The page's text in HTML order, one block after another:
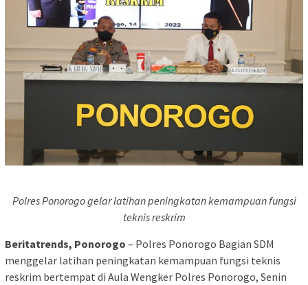
Polres Ponorogo gelar latihan peningkatan kemampuan fungsi
teknis reskrim
Beritatrends, Ponorogo – Polres Ponorogo Bagian SDM
menggelar latihan peningkatan kemampuan fungsi teknis
reskrim bertempat di Aula Wengker Polres Ponorogo, Senin